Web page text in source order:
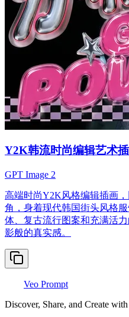
Y2K韩流时尚编辑艺术
GPT Image 2
高端时尚Y2K风格编辑插画
角，身着现代韩国街头风格
体、复古流行图案和充满活
影般的真实感。
Veo Prompt
Discover, Share, and Create